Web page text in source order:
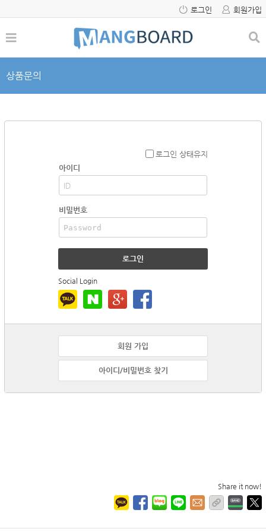
로그인 회원가입
상품문의
로그인 상태유지
아이디
비밀번호
로그인
Social Login
회원 가입
아이디/비밀번호 찾기
Share it now!